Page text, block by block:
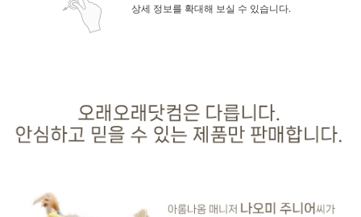
상세 정보를 확대해 보실 수 있습니다.